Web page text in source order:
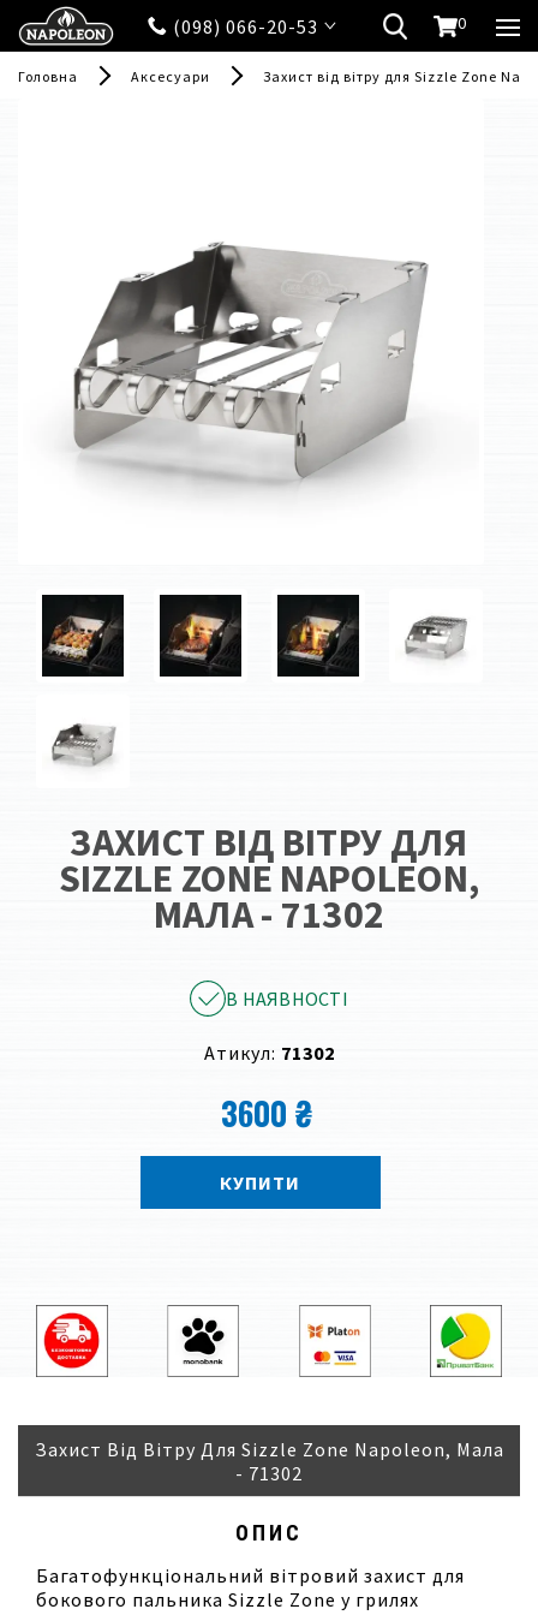
(098) 066-20-53 0
Головна Аксесуари Захист від вітру для Sizzle Zone
ЗАХИСТ ВІД ВІТРУ ДЛЯ
SIZZLE ZONE NAPOLEON,
МАЛА - 71302
В НАЯВНОСТІ
Атикул: 71302
3600 ₴
КУПИТИ
Захист Від Вітру Для Sizzle Zone Napoleon, Мала
- 71302
ОПИС
Багатофункціональний вітровий захист для
бокового пальника Sizzle Zone у грилях